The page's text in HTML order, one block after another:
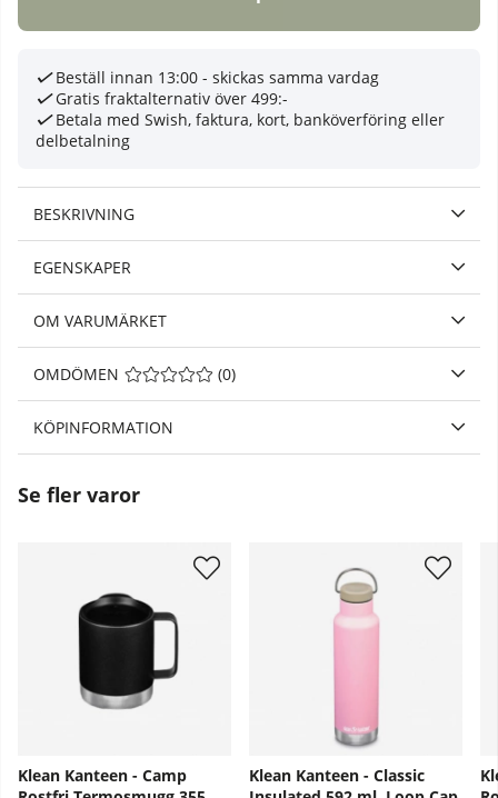
Beställ innan 13:00 - skickas samma vardag
Gratis fraktalternativ över 499:-
Betala med Swish, faktura, kort, banköverföring eller
delbetalning
BESKRIVNING
EGENSKAPER
OM VARUMÄRKET
OMDÖMEN MEDELBETYG 0 AV 5 ANTAL BETYG 0
(0)
KÖPINFORMATION
Se fler varor
Klean Kanteen - Camp
Klean Kanteen - Classic